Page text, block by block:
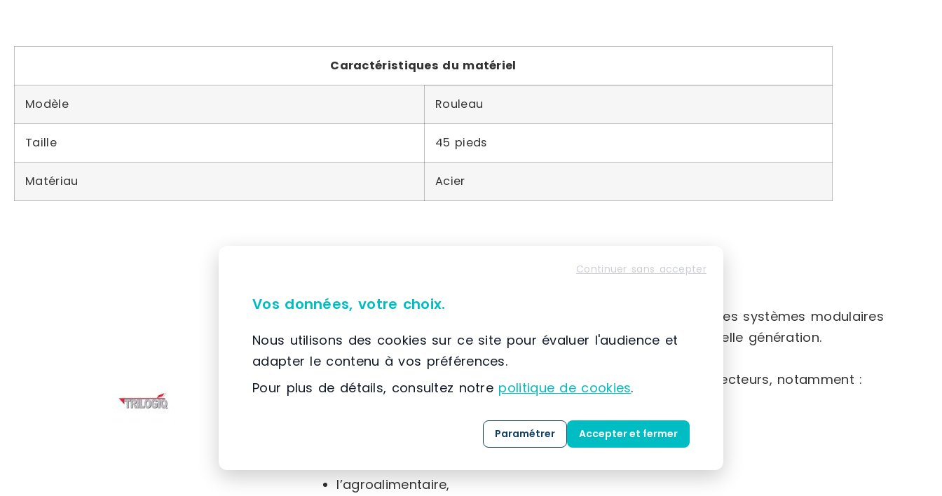
Caractéristiques du matériel
Modèle Rouleau
Taille 45 pieds
Matériau Acier
📌 Située à France, Saint Ouen l’Aumone, (95) Ile-de-France
Trilogiq propose
, une solution innovante basée sur des systèmes modulaires
composés de connecteurs, de tubes et de matériaux de nouvelle génération.
Les applications de GRAPHIT couvrent une large gamme de secteurs, notamment :
l’agroalimentaire,
Continuer sans accepter
Vos données, votre choix.
Nous utilisons des cookies sur ce site pour évaluer l'audience et
adapter le contenu à vos préférences.
Pour plus de détails, consultez notre politique de cookies.
Paramétrer Accepter et fermer